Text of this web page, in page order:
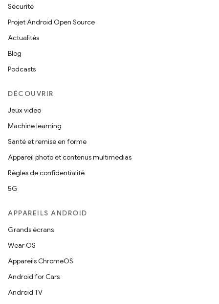
Sécurité
Projet Android Open Source
Actualités
Blog
Podcasts
DÉCOUVRIR
Jeux vidéo
Machine learning
Santé et remise en forme
Appareil photo et contenus multimédias
Règles de confidentialité
5G
APPAREILS ANDROID
Grands écrans
Wear OS
Appareils ChromeOS
Android for Cars
Android TV